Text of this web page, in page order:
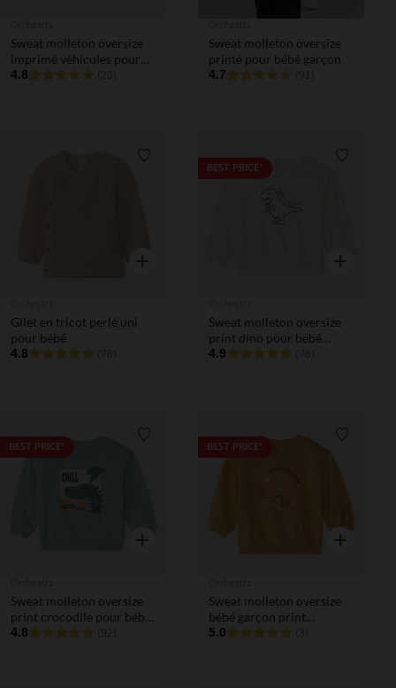
Sweat molleton oversize
imprimé véhicules pour
bébé garçon
4.8
Sweat molleton oversize
printé pour bébé garçon
4.7
Liste de souhaits
Aperçu rapide
Gilet en tricot perlé uni
pour bébé
4.8
BEST PRICE*
Aperçu
Sweat molleton oversize
print dino pour bébé
garçon
4.9
BEST PRICE* Liste de souhaits
Aperçu rapide
Sweat molleton oversize
print crocodile pour bébé
garçon
4.8
BEST PRICE*
Aperçu
Sweat molleton oversize
bébé garçon print
fantaisie
5.0